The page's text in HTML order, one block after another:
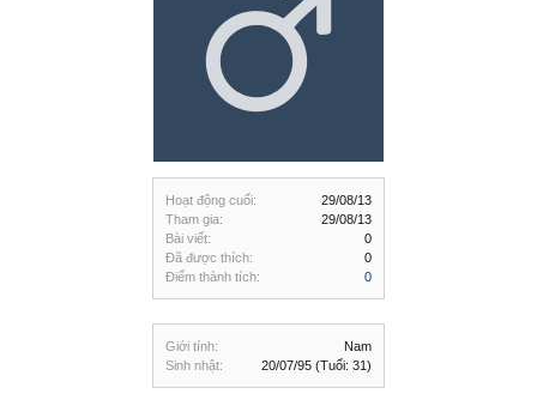
Hoạt động cuối:
29/08/13
Tham gia:
29/08/13
Bài viết:
0
Đã được thích:
0
Điểm thành tích:
0
Giới tính:
Nam
Sinh nhật:
20/07/95 (Tuổi: 31)